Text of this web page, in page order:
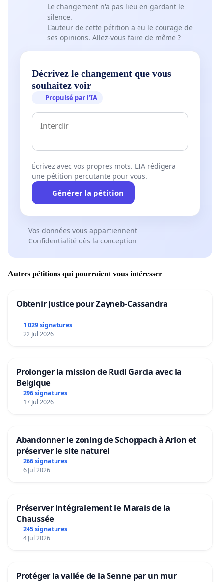
Le changement n'a pas lieu en gardant le
silence.
L'auteur de cette pétition a eu le courage de
ses opinions. Allez-vous faire de même ?
Décrivez le changement que vous
souhaitez voir
Propulsé par l’IA
Écrivez avec vos propres mots. L’IA rédigera
une pétition percutante pour vous.
Générer la pétition
Vos données vous appartiennent
Confidentialité dès la conception
Autres pétitions qui pourraient vous intéresser
Obtenir justice pour Zayneb-Cassandra
1 029 signatures
22 Jul 2026
Prolonger la mission de Rudi Garcia avec la
Belgique
296 signatures
17 Jul 2026
Abandonner le zoning de Schoppach à Arlon et
préserver le site naturel
266 signatures
6 Jul 2026
Préserver intégralement le Marais de la
Chaussée
245 signatures
4 Jul 2026
Protéger la vallée de la Senne par un mur